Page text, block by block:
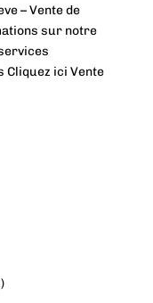
– Vente de
sur notre
ici Vente
2